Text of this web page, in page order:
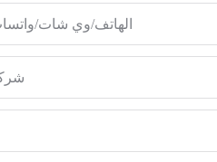
الهاتف/وي شات/